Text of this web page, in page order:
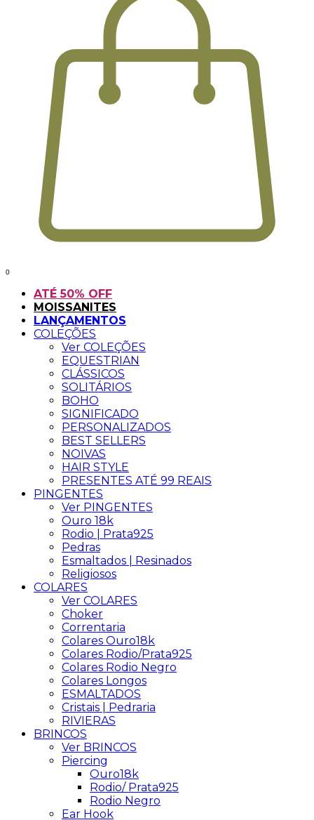
0
ATÉ 50% OFF
MOISSANITES
LANÇAMENTOS
COLEÇÕES
Ver COLEÇÕES
EQUESTRIAN
CLÁSSICOS
SOLITÁRIOS
BOHO
SIGNIFICADO
PERSONALIZADOS
BEST SELLERS
NOIVAS
HAIR STYLE
PRESENTES ATÉ 99 REAIS
PINGENTES
Ver PINGENTES
Ouro 18k
Rodio | Prata925
Pedras
Esmaltados | Resinados
Religiosos
COLARES
Ver COLARES
Choker
Correntaria
Colares Ouro18k
Colares Rodio/Prata925
Colares Rodio Negro
Colares Longos
ESMALTADOS
Cristais | Pedraria
RIVIERAS
BRINCOS
Ver BRINCOS
Piercing
Ouro18k
Rodio/ Prata925
Rodio Negro
Ear Hook